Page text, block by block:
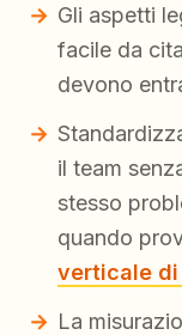
Gli aspetti
facile da
devono
il team
stesso
quando
verticale
La